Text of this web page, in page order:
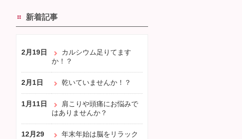
新着記事
2月19日
カルシウム足りてます
か！？
2月1日 乾いていませんか！？
1月11日
肩こりや頭痛にお悩みで
はありませんか？
12月29
年末年始は脳をリラック